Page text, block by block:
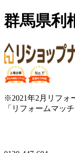
群馬県利
※2021年2月リフォ
「リフォームマッ